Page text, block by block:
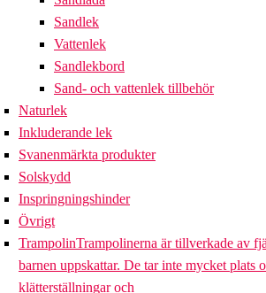
Sandlek
Vattenlek
Sandlekbord
Sand- och vattenlek tillbehör
Naturlek
Inkluderande lek
Svanenmärkta produkter
Solskydd
Inspringningshinder
Övrigt
TrampolinTrampolinerna är tillverkade av
barnen uppskattar. De tar inte mycket plats
klätterställningar och